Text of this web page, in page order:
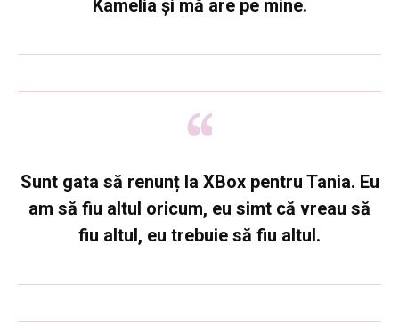
Kamelia și mă are pe mine.
Sunt gata să renunț la XBox pentru Tania. Eu
am să fiu altul oricum, eu simt că vreau să
fiu altul, eu trebuie să fiu altul.